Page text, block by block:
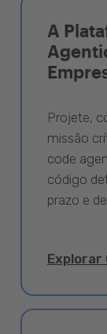
A
Projete,
missão
code
código
prazo e
Explorar